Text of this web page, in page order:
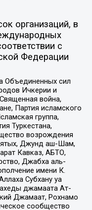
организаций, в
с
Федерации
Объединенных сил
Ичкерии и
война,
Партия исламского
группа,
Туркестана,
возрождения
Джунд аш-Шам,
Кавказ, АБТО,
Джабха аль-
имени К.
Субхану уа
джамаата Ат-
Джамаат, Рохнамо
сообщество